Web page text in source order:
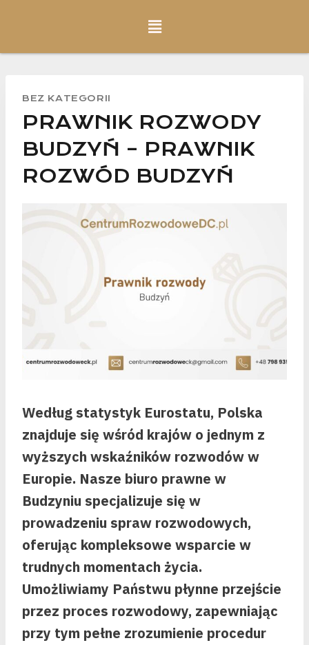
BEZ KATEGORII
PRAWNIK ROZWODY
BUDZYŃ – PRAWNIK
ROZWÓD BUDZYŃ
Według statystyk Eurostatu, Polska
znajduje się wśród krajów o jednym z
wyższych wskaźników rozwodów w
Europie. Nasze biuro prawne w
Budzyniu specjalizuje się w
prowadzeniu spraw rozwodowych,
oferując kompleksowe wsparcie w
trudnych momentach życia.
Umożliwiamy Państwu płynne przejście
przez proces rozwodowy, zapewniając
przy tym pełne zrozumienie procedur